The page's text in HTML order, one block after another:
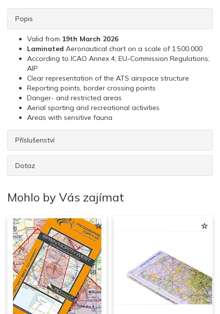
Popis
Valid from 19th March 2026
Laminated Aeronautical chart on a scale of 1:500.000
According to ICAO Annex 4; EU-Commission Regulations;
AIP
Clear representation of the ATS airspace structure
Reporting points, border crossing points
Danger- and restricted areas
Aerial sporting and recreational activities
Areas with sensitive fauna
Příslušenství
Dotaz
Mohlo by Vás zajímat